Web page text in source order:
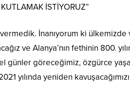
İSTİYORUZ”
İnanıyorum ki
ve Alanya’nın fethinin 800.
günler göreceğimiz, özgürce
yılında yeniden